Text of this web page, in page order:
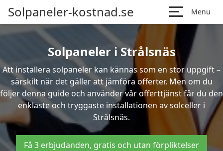
Solpaneler-kostnad.se Menu
Solpaneler i Strålsnäs
Att installera solpaneler kan kännas som en stor uppgift –
särskilt när det gäller att jämföra offerter. Men om du
följer denna guide och använder vår offerttjänst får du den
enklaste och tryggaste installationen av solceller i
Strålsnäs.
Få 3 erbjudanden, gratis och utan förpliktelser